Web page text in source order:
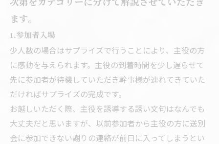
ます。
1.参加者入場
少人数の場合はサプライズで行うことにより、主役の方
に感動を与えられます。主役の到着時間を少し遅らせて
先に参加者が待機していただき幹事様が連れてきていた
だければサプライズの完成です。
お越しいただく際、主役を誘導する誘い文句はなんでも
大丈夫だと思いますが、以前参加者から主役の方に送別
会に参加できない謝りの連絡が前日に入ってしまうとい